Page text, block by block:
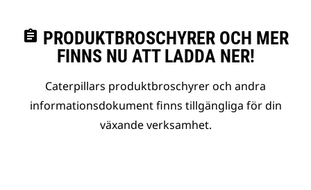
assignment PRODUKTBROSCHYRER OCH MER
FINNS NU ATT LADDA NER!
Caterpillars produktbroschyrer och andra
informationsdokument finns tillgängliga för din
växande verksamhet.